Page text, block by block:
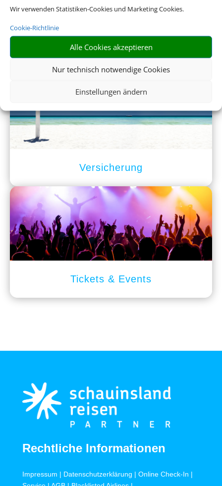
Wir verwenden Statistiken-Cookies und Marketing Cookies.
Cookie-Richtlinie
Alle Cookies akzeptieren
Nur technisch notwendige Cookies
Einstellungen ändern
Mietwagen
Versicherung
Tickets & Events
Rechtliche Informationen
Impressum | Datenschutzerklärung | Online Check-In |